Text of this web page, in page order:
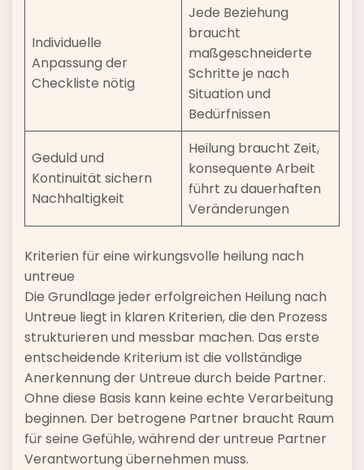
Individuelle
Anpassung der
Checkliste nötig
Jede Beziehung
braucht
maßgeschneiderte
Schritte je nach
Situation und
Bedürfnissen
Geduld und
Kontinuität sichern
Nachhaltigkeit
Heilung braucht Zeit,
konsequente Arbeit
führt zu dauerhaften
Veränderungen
Kriterien für eine wirkungsvolle heilung nach
untreue
Die Grundlage jeder erfolgreichen Heilung nach
Untreue liegt in klaren Kriterien, die den Prozess
strukturieren und messbar machen. Das erste
entscheidende Kriterium ist die vollständige
Anerkennung der Untreue durch beide Partner.
Ohne diese Basis kann keine echte Verarbeitung
beginnen. Der betrogene Partner braucht Raum
für seine Gefühle, während der untreue Partner
Verantwortung übernehmen muss.